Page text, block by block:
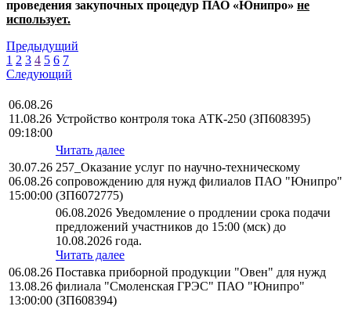
проведения закупочных процедур ПАО «Юнипро» не
использует.
Предыдущий
1 2 3 4 5 6 7
Следующий
06.08.26
11.08.26
09:18:00
Устройство контроля тока АТК-250 (ЗП608395)
Читать далее
30.07.26
06.08.26
15:00:00
257_Оказание услуг по научно-техническому
сопровождению для нужд филиалов ПАО "Юнипро"
(ЗП6072775)
06.08.2026 Уведомление о продлении срока подачи
предложений участников до 15:00 (мск) до
10.08.2026 года.
Читать далее
06.08.26
13.08.26
13:00:00
Поставка приборной продукции "Овен" для нужд
филиала "Смоленская ГРЭС" ПАО "Юнипро"
(ЗП608394)